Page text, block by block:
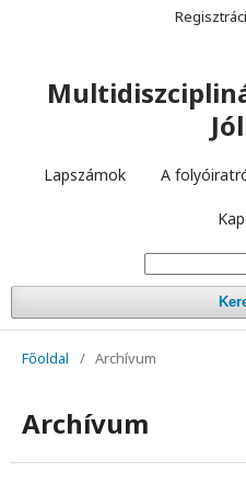
Lapszámok A
Főoldal / Archívum
Archívum